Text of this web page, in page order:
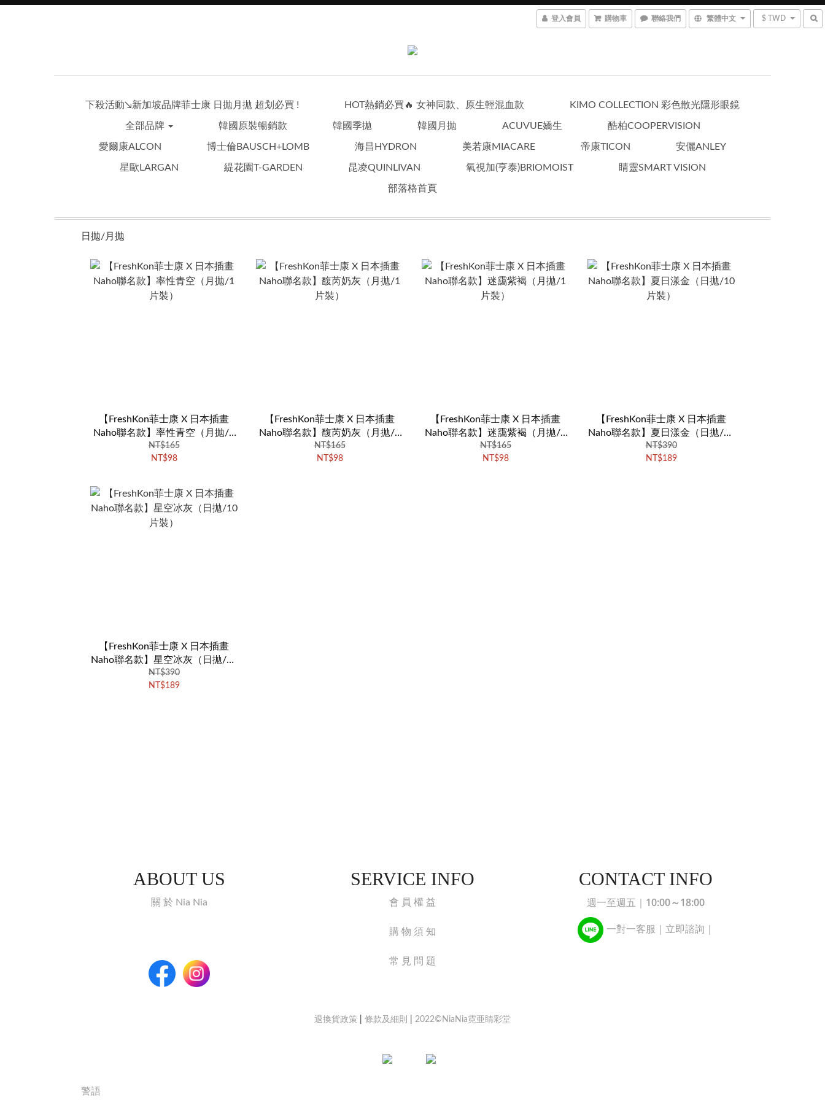
登入會員 購物車 聯絡我們 繁體中文 $ TWD
下殺活動↘︎新加坡品牌菲士康 日拋月拋 超划必買 ! HOT熱銷必買🔥 女神同款、原生輕混血款 KIMO COLLECTION 彩色散光隱形眼鏡
全部品牌 韓國原裝暢銷款 韓國季拋 韓國月拋 ACUVUE嬌生 酷柏COOPERVISION
愛爾康ALCON 博士倫BAUSCH+LOMB 海昌HYDRON 美若康MIACARE 帝康TICON 安儷ANLEY
星歐LARGAN 緹花園T-GARDEN 昆凌QUINLIVAN 氧視加(亨泰)BRIOMOIST 睛靈SMART VISION
部落格首頁
日拋/月拋
【FreshKon菲士康 X 日本插畫
Naho聯名款】率性青空（月拋/1
片裝）
NT$165
NT$98
【FreshKon菲士康 X 日本插畫
Naho聯名款】馥芮奶灰（月拋/1
片裝）
NT$165
NT$98
【FreshKon菲士康 X 日本插畫
Naho聯名款】迷靄紫褐（月拋/1
片裝）
NT$165
NT$98
【FreshKon菲士康 X 日本插畫
Naho聯名款】夏日漾金（日拋/10
片裝）
NT$390
NT$189
【FreshKon菲士康 X 日本插畫
Naho聯名款】星空冰灰（日拋/10
片裝）
NT$390
NT$189
ABOUT US
關 於 Nia Nia
SERVICE INFO
會 員 權 益
購 物 須 知
常 見 問 題
CONTACT INFO
週一至週五｜ 10:00～18:00
一對一客服｜立即諮詢｜
退換貨政策 條款及細則 2022©NiaNia霓亜睛彩堂
警語